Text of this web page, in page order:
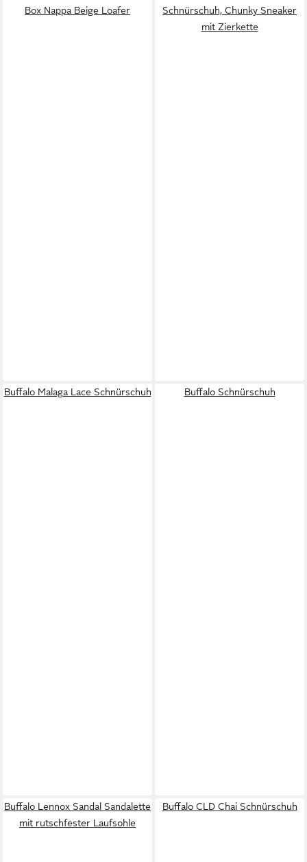
Box Nappa Beige Loafer
Schnürschuh, Chunky Sneaker
mit Zierkette
Buffalo Malaga Lace Schnürschuh Buffalo Schnürschuh
Buffalo Lennox Sandal Sandalette
mit rutschfester Laufsohle
Buffalo CLD Chai Schnürschuh